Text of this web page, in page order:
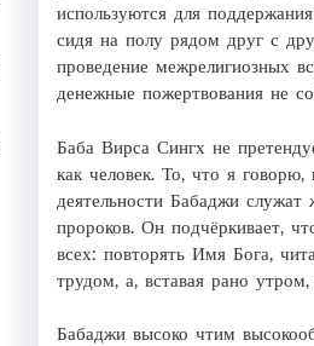
используются для
сидя на полу рядом друг с
проведение межрелигиозных
денежные пожертвования не
Баба Вирса Сингх не
как человек. То, что я
деятельности Бабаджи
пророков. Он подчёркивает,
всех: повторять Имя Бога,
трудом, а, вставая рано
Бабаджи высоко чтим